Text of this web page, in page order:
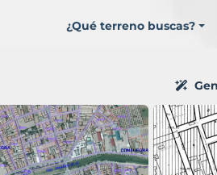
¿Qué terreno buscas?